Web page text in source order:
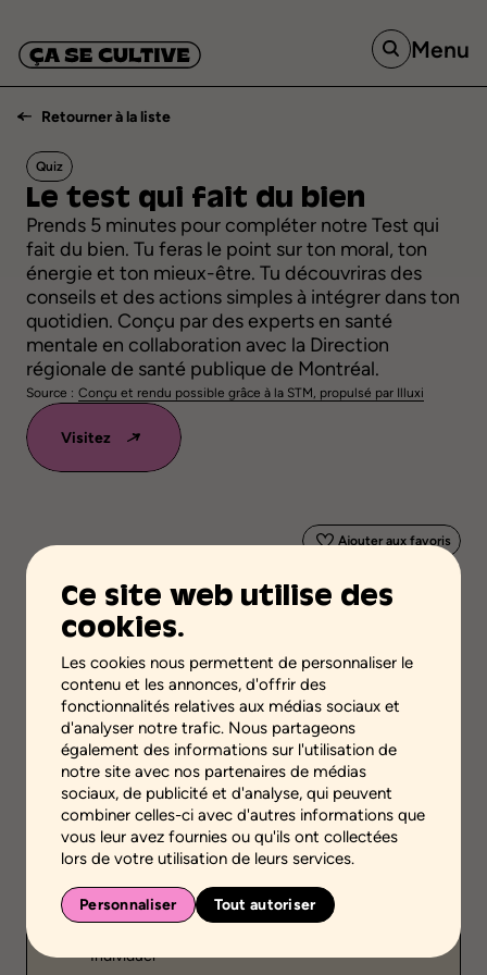
Ce site web utilise des
cookies.
Les cookies nous permettent de personnaliser le
contenu et les annonces, d'offrir des
fonctionnalités relatives aux médias sociaux et
d'analyser notre trafic. Nous partageons
également des informations sur l'utilisation de
notre site avec nos partenaires de médias
sociaux, de publicité et d'analyse, qui peuvent
combiner celles-ci avec d'autres informations que
vous leur avez fournies ou qu'ils ont collectées
lors de votre utilisation de leurs services.
Personnaliser Tout autoriser
Menu
Retourner à la liste
Quiz
Le test qui fait du bien
Prends 5 minutes pour compléter notre Test qui
fait du bien. Tu feras le point sur ton moral, ton
énergie et ton mieux-être. Tu découvriras des
conseils et des actions simples à intégrer dans ton
quotidien. Conçu par des experts en santé
mentale en collaboration avec la Direction
régionale de santé publique de Montréal.
Source : Conçu et rendu possible grâce à la STM, propulsé par Illuxi
Visitez
Ajouter aux favoris
Validité scientifique
Savoirs scientifiques
Étape de la démarche
Dresser le portrait de la situation
Acquérir ou transférer des connaissances
Niveaux scolaires
Primaire
Secondaire
Formation générale des adultes
Formation professionnelle
Environnement
Environnement familial
Individuel